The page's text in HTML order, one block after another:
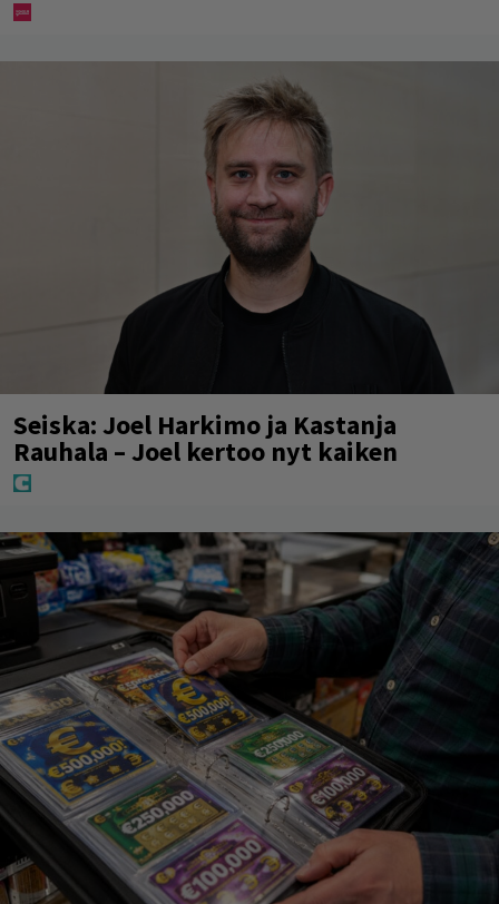
Seiska: Joel Harkimo ja Kastanja
Rauhala – Joel kertoo nyt kaiken